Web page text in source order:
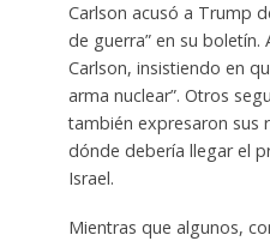
Carlson acusó a Trump
de guerra” en su boletín.
Carlson, insistiendo en
arma nuclear”. Otros
también expresaron sus
dónde debería llegar el
Israel.
Mientras que algunos,